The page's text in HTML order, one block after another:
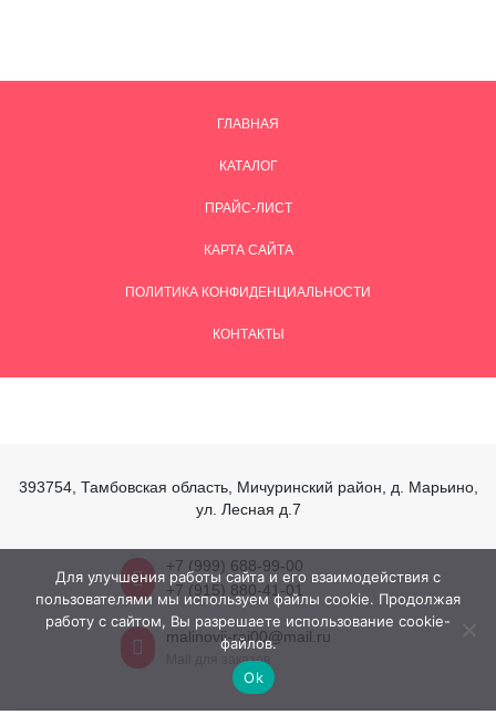
ГЛАВНАЯ
КАТАЛОГ
ПРАЙС-ЛИСТ
КАРТА САЙТА
ПОЛИТИКА КОНФИДЕНЦИАЛЬНОСТИ
КОНТАКТЫ
393754, Тамбовская область, Мичуринский район, д. Марьино,
ул. Лесная д.7
+7 (999) 688-99-00
+7 (915) 880-41-01
malinovii-rai00@mail.ru
Mail для заказов
Для улучшения работы сайта и его взаимодействия с
пользователями мы используем файлы cookie. Продолжая
работу с сайтом, Вы разрешаете использование cookie-
файлов.
Ok